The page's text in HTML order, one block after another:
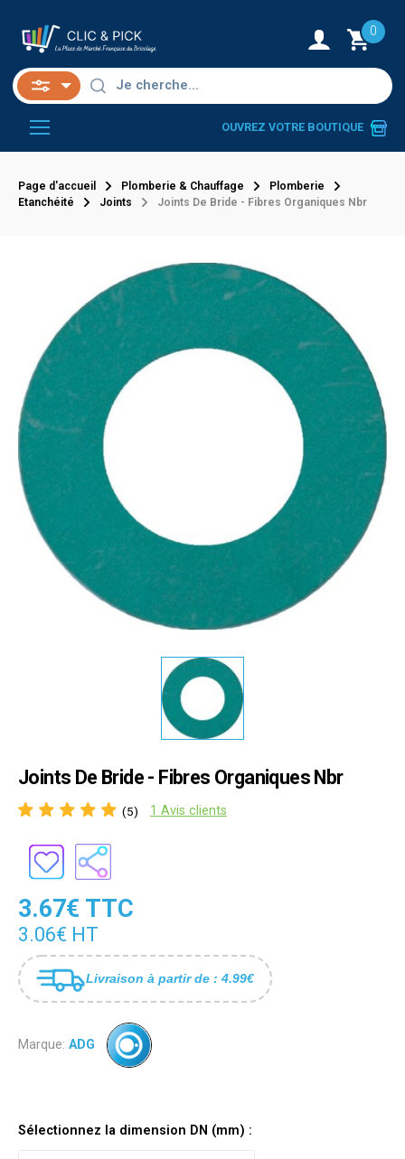
0
OUVREZ VOTRE BOUTIQUE
Page d'accueil Plomberie & Chauffage
Plomberie
Etanchéité
Joints Joints De Bride - Fibres Organiques Nbr
Joints De Bride - Fibres Organiques Nbr
(5) 1 Avis clients
3.67€ TTC
3.06€ HT
Livraison à partir de : 4.99€
Marque: ADG
Sélectionnez la dimension DN (mm) :